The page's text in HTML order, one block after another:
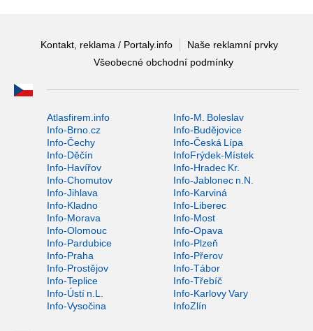
Kontakt, reklama / Portaly.info
Naše reklamní prvky
Všeobecné obchodní podmínky
Atlasfirem.info
Info-M. Boleslav
Info-Brno.cz
Info-Budějovice
Info-Čechy
Info-Česká Lípa
Info-Děčín
InfoFrýdek-Místek
Info-Havířov
Info-Hradec Kr.
Info-Chomutov
Info-Jablonec n.N.
Info-Jihlava
Info-Karviná
Info-Kladno
Info-Liberec
Info-Morava
Info-Most
Info-Olomouc
Info-Opava
Info-Pardubice
Info-Plzeň
Info-Praha
Info-Přerov
Info-Prostějov
Info-Tábor
Info-Teplice
Info-Třebíč
Info-Ústí n.L.
Info-Karlovy Vary
Info-Vysočina
InfoZlín